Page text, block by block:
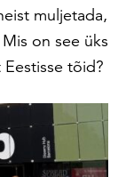
muljetada,
on see üks
tõid?